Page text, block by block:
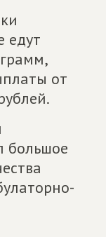
едут
от
большое